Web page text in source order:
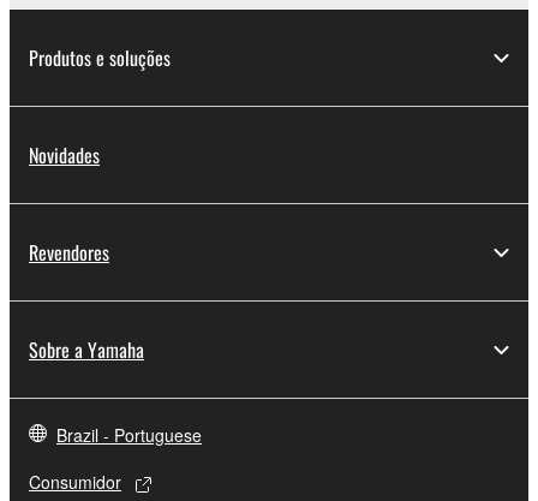
Produtos e soluções
Novidades
Revendores
Sobre a Yamaha
Brazil - Portuguese
Consumidor